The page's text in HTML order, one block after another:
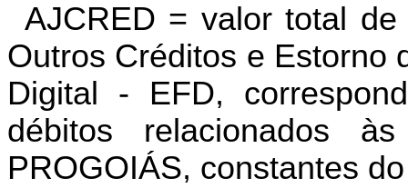
AJCRED = valor total
Outros Créditos e Estorno
Digital - EFD,
débitos relacionados
PROGOIÁS, constantes